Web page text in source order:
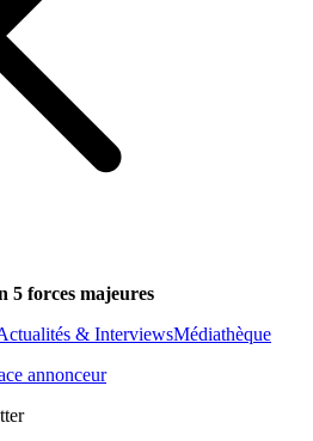
5 forces majeures
& InterviewsMédiathèque
annonceur